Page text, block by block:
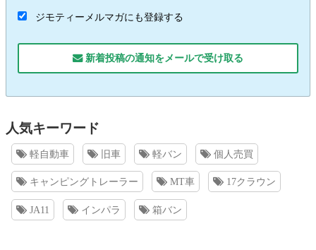
ジモティーメルマガにも登録する
新着投稿の通知をメールで受け取る
人気キーワード
軽自動車 旧車 軽バン 個人売買
キャンピングトレーラー MT車 17クラウン
JA11 インパラ 箱バン